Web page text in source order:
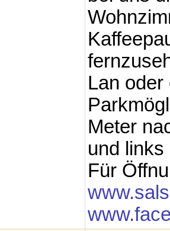
Lan
Meter
und
Für